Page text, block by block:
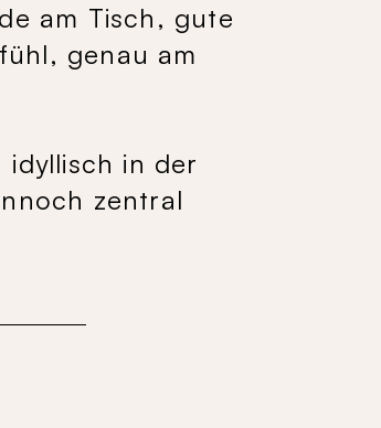
am Tisch, gute
genau am
idyllisch in der
zentral